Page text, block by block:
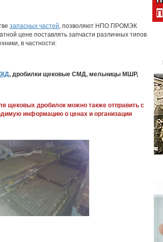
запасных частей, позволяют НПО ПРОМЭК
цене поставлять запчасти различных типов
в частности:
, дробилки щековые СМД, мельницы МШР,
щековых дробилок можно также отправить с
информацию о ценах и организации